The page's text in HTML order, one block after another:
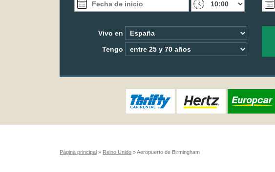
Vivo en
Tengo
Página principal » Reino Unido »Aeropuerto de Birmingham